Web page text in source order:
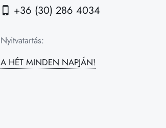
+36 (30) 286 4034
Nyitvatartás:
A HÉT MINDEN NAPJÁN!